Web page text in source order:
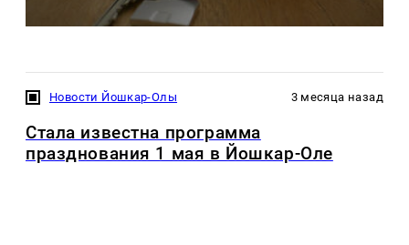
Новости Йошкар-Олы 3 месяца назад
Стала известна программа
празднования 1 мая в Йошкар-Оле